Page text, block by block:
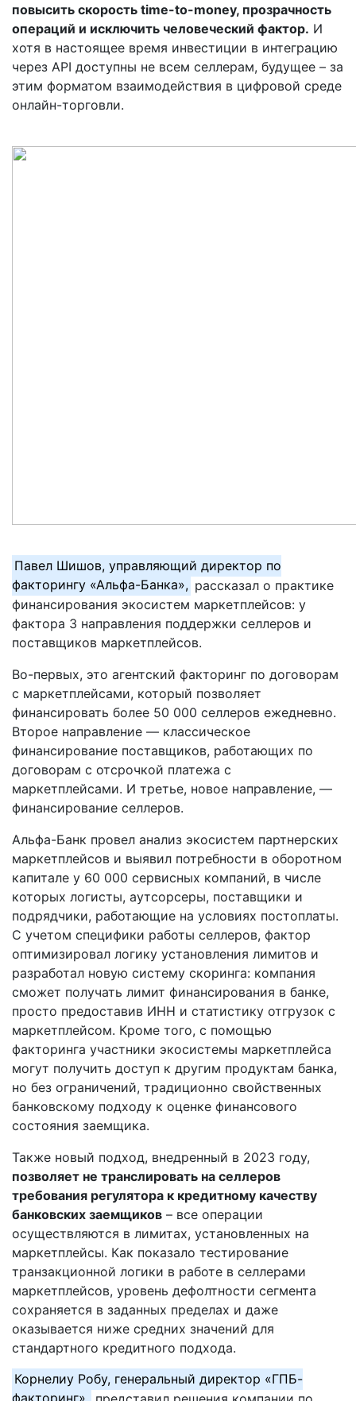
повысить скорость time-to-money, прозрачность
операций и исключить человеческий фактор. И
хотя в настоящее время инвестиции в интеграцию
через API доступны не всем селлерам, будущее – за
этим форматом взаимодействия в цифровой среде
онлайн-торговли.
Павел Шишов, управляющий директор по
факторингу «Альфа-Банка», рассказал о практике
финансирования экосистем маркетплейсов: у
фактора 3 направления поддержки селлеров и
поставщиков маркетплейсов.
Во-первых, это агентский факторинг по договорам
с маркетплейсами, который позволяет
финансировать более 50 000 селлеров ежедневно.
Второе направление — классическое
финансирование поставщиков, работающих по
договорам с отсрочкой платежа с
маркетплейсами. И третье, новое направление, —
финансирование селлеров.
Альфа-Банк провел анализ экосистем партнерских
маркетплейсов и выявил потребности в оборотном
капитале у 60 000 сервисных компаний, в числе
которых логисты, аутсорсеры, поставщики и
подрядчики, работающие на условиях постоплаты.
С учетом специфики работы селлеров, фактор
оптимизировал логику установления лимитов и
разработал новую систему скоринга: компания
сможет получать лимит финансирования в банке,
просто предоставив ИНН и статистику отгрузок с
маркетплейсом. Кроме того, с помощью
факторинга участники экосистемы маркетплейса
могут получить доступ к другим продуктам банка,
но без ограничений, традиционно свойственных
банковскому подходу к оценке финансового
состояния заемщика.
Также новый подход, внедренный в 2023 году,
позволяет не транслировать на селлеров
требования регулятора к кредитному качеству
банковских заемщиков – все операции
осуществляются в лимитах, установленных на
маркетплейсы. Как показало тестирование
транзакционной логики в работе в селлерами
маркетплейсов, уровень дефолтности сегмента
сохраняется в заданных пределах и даже
оказывается ниже средних значений для
стандартного кредитного подхода.
Корнелиу Робу, генеральный директор «ГПБ-